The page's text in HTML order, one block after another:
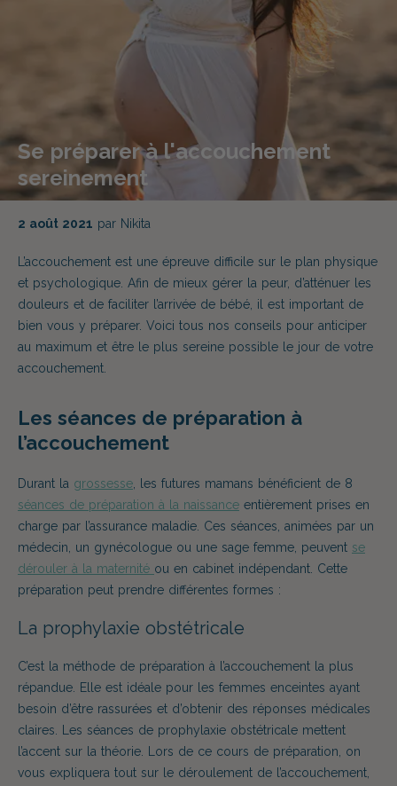
Se préparer à l'accouchement
sereinement
2 août 2021 par Nikita
L’accouchement est une épreuve difficile sur le plan physique
et psychologique. Afin de mieux gérer la peur, d’atténuer les
douleurs et de faciliter l’arrivée de bébé, il est important de
bien vous y préparer. Voici tous nos conseils pour anticiper
au maximum et être le plus sereine possible le jour de votre
accouchement.
Les séances de préparation à
l’accouchement
Durant la grossesse les futures mamans bénéficient de 8
séances de préparation à la naissance entièrement prises en
charge par l’assurance maladie. Ces séances, animées par un
médecin, un gynécologue ou une sage femme, peuvent se
dérouler à la maternité ou en cabinet indépendant. Cette
préparation peut prendre différentes formes :
La prophylaxie obstétricale
C’est la méthode de préparation à l’accouchement la plus
répandue. Elle est idéale pour les femmes enceintes ayant
besoin d’être rassurées et d’obtenir des réponses médicales
claires. Les séances de prophylaxie obstétricale mettent
l’accent sur la théorie.
Lors de ce cours de préparation,
on
vous expliquera tout sur le déroulement de l’accouchement